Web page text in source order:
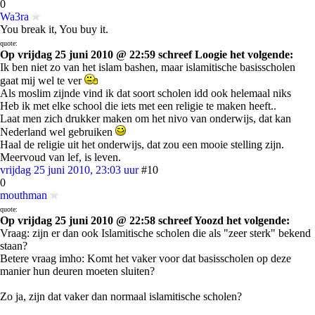
0
Wa3ra
You break it, You buy it.
quote:
Op vrijdag 25 juni 2010 @ 22:59 schreef Loogie het volgende:
Ik ben niet zo van het islam bashen, maar islamitische basisscholen
gaat mij wel te ver
Als moslim zijnde vind ik dat soort scholen idd ook helemaal niks
Heb ik met elke school die iets met een religie te maken heeft..
Laat men zich drukker maken om het nivo van onderwijs, dat kan
Nederland wel gebruiken
Haal de religie uit het onderwijs, dat zou een mooie stelling zijn.
Meervoud van lef, is leven.
vrijdag 25 juni 2010, 23:03 uur #10
0
mouthman
quote:
Op vrijdag 25 juni 2010 @ 22:58 schreef Yoozd het volgende:
Vraag: zijn er dan ook Islamitische scholen die als "zeer sterk" bekend
staan?
Betere vraag imho: Komt het vaker voor dat basisscholen op deze
manier hun deuren moeten sluiten?
Zo ja, zijn dat vaker dan normaal islamitische scholen?